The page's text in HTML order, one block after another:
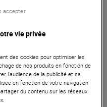
de financement :
0 €
fixe : 0%
ans
vie privée
des cookies pour optimiser les
de nos produits en fonction de
l'audience de la publicité et sa
en fonction de votre navigation
du contenu sur les réseaux
accepter